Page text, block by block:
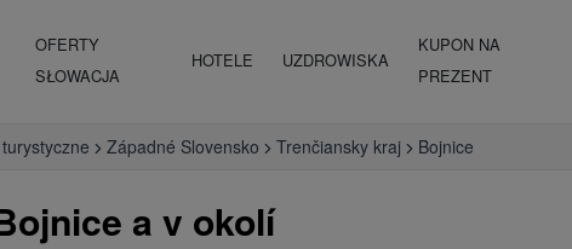
OFERTY
SŁOWACJA
HOTELE UZDROWISKA
KUPON NA
PREZENT
Západné Slovensko Trenčiansky kraj Bojnice
a v okolí